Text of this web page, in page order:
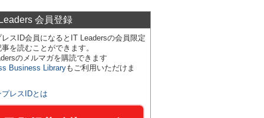
会員登録
スID会員になるとIT Leadersの会員限定
を読むことができます。
のメルマガを購読できます
Business Libraryもご利用いただけま
プレスIDとは